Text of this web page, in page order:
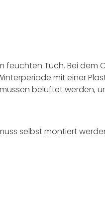
feuchten Tuch. Bei
mit einer
belüftet werden,
selbst montiert